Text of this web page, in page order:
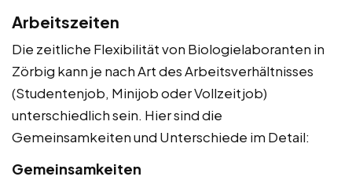
Arbeitszeiten
Die zeitliche Flexibilität von Biologielaboranten in
Zörbig kann je nach Art des Arbeitsverhältnisses
(Studentenjob, Minijob oder Vollzeitjob)
unterschiedlich sein. Hier sind die
Gemeinsamkeiten und Unterschiede im Detail:
Gemeinsamkeiten